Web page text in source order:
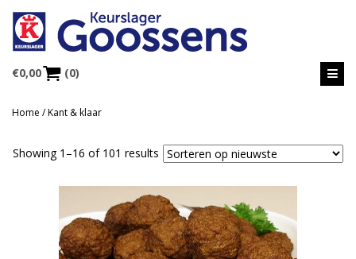
€0,00 (0)
Home / Kant & klaar
Showing 1–16 of 101 results